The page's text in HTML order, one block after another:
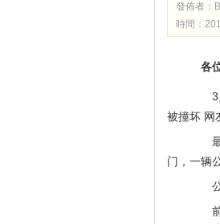
發佈者：
時間：
各
3月
被撞坏 网
最
门，一辆
公
前